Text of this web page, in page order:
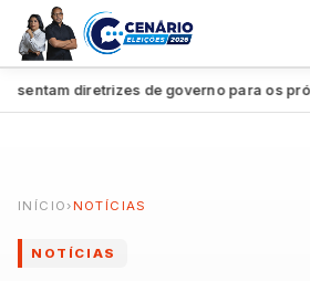
diretrizes de governo para os
INÍCIO › NOTÍCIAS
NOTÍCIAS